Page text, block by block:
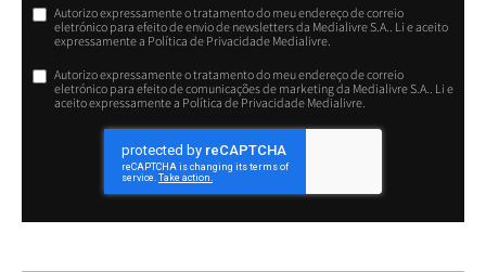
Autorizo expressamente o tratamento do meu endereço de correio
eletrónico para efeito de envio de newsletters da Medialivre S.A.. Li e aceito
expressamente a Política de Privacidade Medialivre.
Autorizo expressamente o tratamento do meu endereço de correio
eletrónico para efeito de comunicações de marketing da Medialivre S.A.. Li e
aceito expressamente a Política de Privacidade Medialivre.